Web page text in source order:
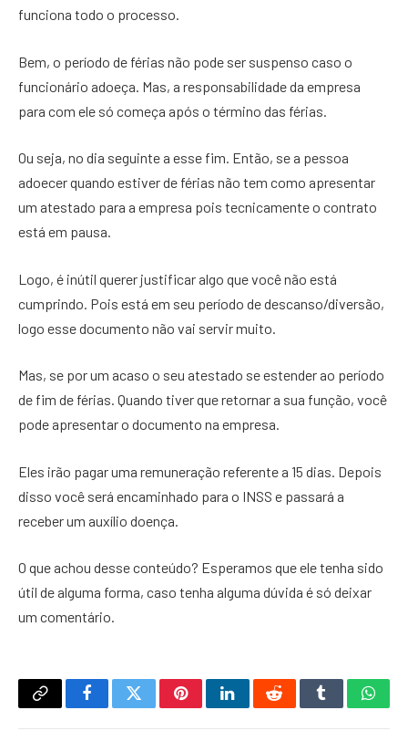
funciona todo o processo.
Bem, o período de férias não pode ser suspenso caso o
funcionário adoeça. Mas, a responsabilidade da empresa
para com ele só começa após o término das férias.
Ou seja, no dia seguinte a esse fim. Então, se a pessoa
adoecer quando estiver de férias não tem como apresentar
um atestado para a empresa pois tecnicamente o contrato
está em pausa.
Logo, é inútil querer justificar algo que você não está
cumprindo. Pois está em seu período de descanso/diversão,
logo esse documento não vai servir muito.
Mas, se por um acaso o seu atestado se estender ao período
de fim de férias. Quando tiver que retornar a sua função, você
pode apresentar o documento na empresa.
Eles irão pagar uma remuneração referente a 15 dias. Depois
disso você será encaminhado para o INSS e passará a
receber um auxílio doença.
O que achou desse conteúdo? Esperamos que ele tenha sido
útil de alguma forma, caso tenha alguma dúvida é só deixar
um comentário.
Copy
FacebookTwitterPinterestLinkedInRedditTumblr